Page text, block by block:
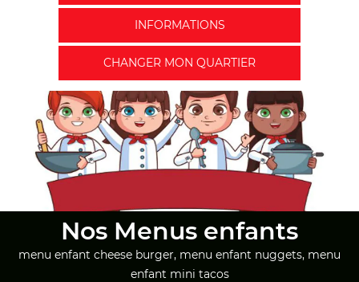
INFORMATIONS
CHANGER MON QUARTIER
Nos Menus enfants
menu enfant cheese burger, menu enfant nuggets, menu
enfant mini tacos